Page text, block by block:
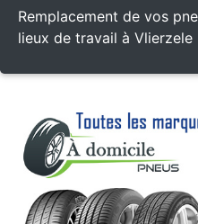
Remplacement de vos
lieux de travail à Vlierzele